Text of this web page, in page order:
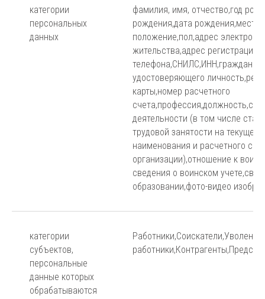
категории
персональных
данных
фамилия, имя, отчество,год
рождения,дата рождения,место
положение,пол,адрес
жительства,адрес
удостоверяющего
карты,номер расчетного
деятельности (в том числе
трудовой занятости на текущее
наименования и расчетного
организации),отношение к
сведения о воинском
образовании,фото-видео
категории
субъектов,
персональные
данные которых
обрабатываются